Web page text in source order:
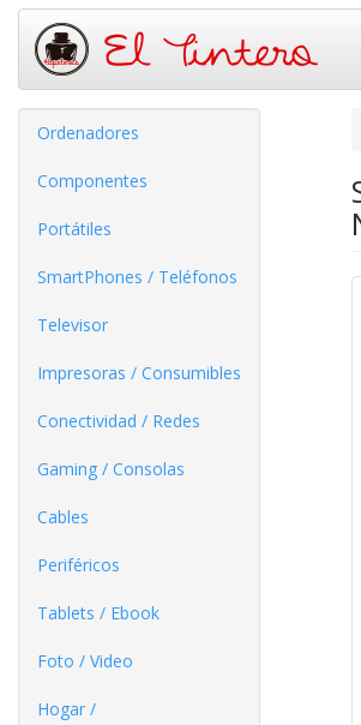
Ordenadores
Componentes
Portátiles
SmartPhones / Teléfonos
Televisor
Impresoras / Consumibles
Conectividad / Redes
Gaming / Consolas
Cables
Periféricos
Tablets / Ebook
Foto / Video
Hogar /